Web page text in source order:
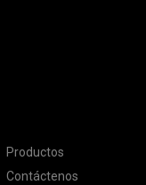
Productos
Contáctenos